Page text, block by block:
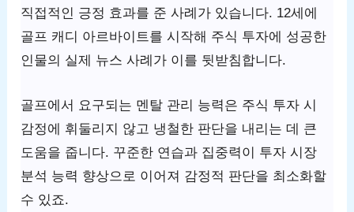
직접적인 긍정 효과를 준 사례가 있습니다. 12세에
골프 캐디 아르바이트를 시작해 주식 투자에 성공한
인물의 실제 뉴스 사례가 이를 뒷받침합니다.
골프에서 요구되는 멘탈 관리 능력은 주식 투자 시
감정에 휘둘리지 않고 냉철한 판단을 내리는 데 큰
도움을 줍니다. 꾸준한 연습과 집중력이 투자 시장
분석 능력 향상으로 이어져 감정적 판단을 최소화할
수 있죠.